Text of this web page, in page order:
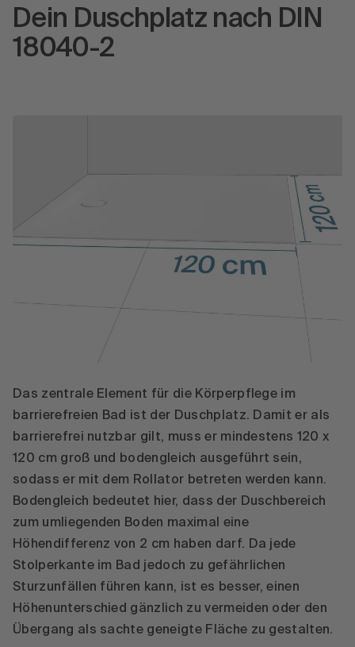
Dein Duschplatz nach DIN
18040-2
Das zentrale Element für die Körperpflege im
barrierefreien Bad ist der Duschplatz. Damit er als
barrierefrei nutzbar gilt, muss er mindestens 120 x
120 cm groß und bodengleich ausgeführt sein,
sodass er mit dem Rollator betreten werden kann.
Bodengleich bedeutet hier, dass der Duschbereich
zum umliegenden Boden maximal eine
Höhendifferenz von 2 cm haben darf. Da jede
Stolperkante im Bad jedoch zu gefährlichen
Sturzunfällen führen kann, ist es besser, einen
Höhenunterschied gänzlich zu vermeiden oder den
Übergang als sachte geneigte Fläche zu gestalten.